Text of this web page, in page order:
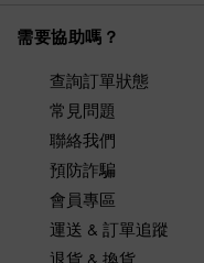
需要協助嗎？
查詢訂單狀態
常見問題
聯絡我們
預防詐騙
會員專區
運送 & 訂單追蹤